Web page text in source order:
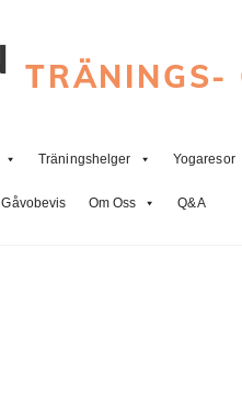
TRÄNINGS-
Träningshelger Yogaresor
Gåvobevis Om Oss Q&A